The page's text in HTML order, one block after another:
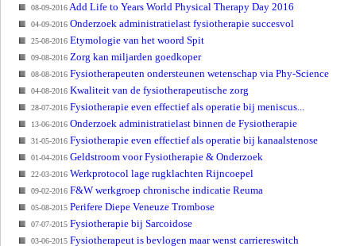
08-09-2016Add Life to Years World Physical Therapy Day 2016
04-09-2016 Onderzoek administratielast fysiotherapie succesvol
25-08-2016 Etymologie van het woord Spit
09-08-2016 Zorg kan miljarden goedkoper
08-08-2016 Fysiotherapeuten ondersteunen wetenschap via Phy-Science
04-08-2016 Kwaliteit van de fysiotherapeutische zorg
28-07-2016 Fysiotherapie even effectief als operatie bij meniscus...
13-06-2016 Onderzoek administratielast binnen de Fysiotherapie
31-05-2016 Fysiotherapie even effectief als operatie bij kanaalstenose
01-04-2016 Geldstroom voor Fysiotherapie & Onderzoek
22-03-2016 Werkprotocol lage rugklachten Rijncoepel
09-02-2016 F&W werkgroep chronische indicatie Reuma
05-08-2015 Perifere Diepe Veneuze Trombose
07-07-2015 Fysiotherapie bij Sarcoidose
03-06-2015 Fysiotherapeut is bevlogen maar wenst carriereswitch